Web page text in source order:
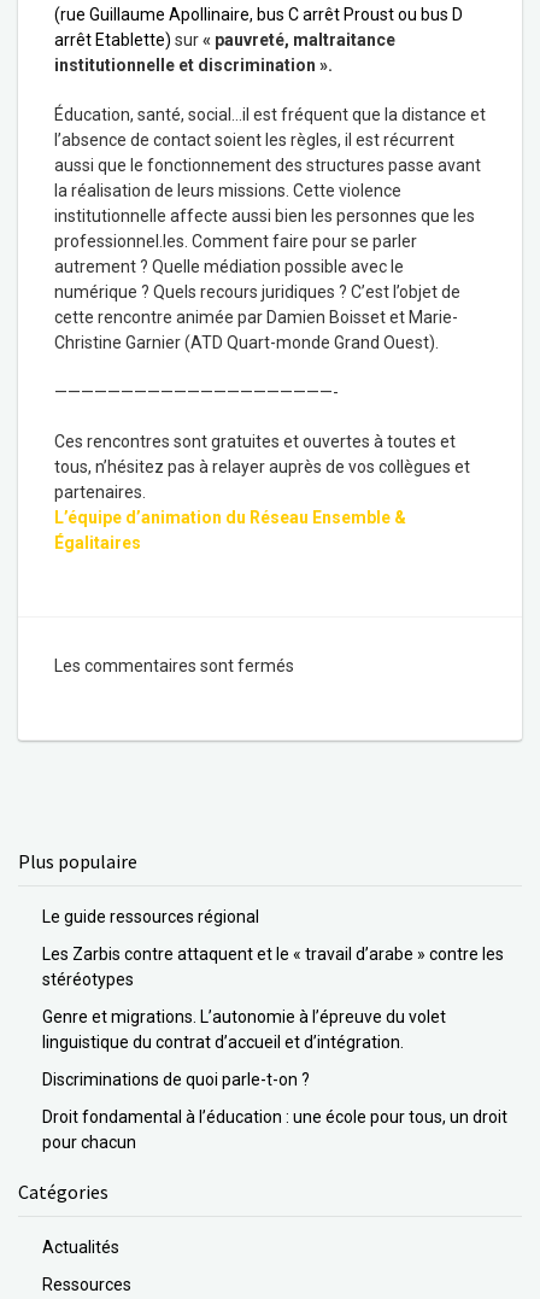
(rue Guillaume Apollinaire, bus C arrêt Proust ou bus D
arrêt Etablette) sur« pauvreté, maltraitance
institutionnelle et discrimination ».
Éducation, santé, social…il est fréquent que la distance et
l’absence de contact soient les règles, il est récurrent
aussi que le fonctionnement des structures passe avant
la réalisation de leurs missions. Cette violence
institutionnelle affecte aussi bien les personnes que les
professionnel.les. Comment faire pour se parler
autrement ? Quelle médiation possible avec le
numérique ? Quels recours juridiques ? C’est l’objet de
cette rencontre animée par Damien Boisset et Marie-
Christine Garnier (ATD Quart-monde Grand Ouest).
—————————————————————-
Ces rencontres sont gratuites et ouvertes à toutes et
tous, n’hésitez pas à relayer auprès de vos collègues et
partenaires.
L’équipe d’animation du Réseau Ensemble &
Égalitaires
Les commentaires sont fermés
Plus populaire
Le guide ressources régional
Les Zarbis contre attaquent et le « travail d’arabe » contre les
stéréotypes
Genre et migrations. L’autonomie à l’épreuve du volet
linguistique du contrat d’accueil et d’intégration.
Discriminations de quoi parle-t-on ?
Droit fondamental à l’éducation : une école pour tous, un droit
pour chacun
Catégories
Actualités
Ressources